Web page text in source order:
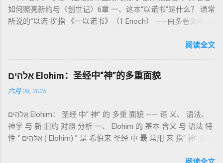
祭制度：与神相交的通道 前七章详细描述五种祭： 燔祭
（olah）：全然献上，象征奉献与赎罪； 素祭 （minchah）：
团契的象征； 赎罪祭 （chatat）：针对无意之罪的遮盖； 赎愆
祭 （asham）：针对特定罪行的赔偿与赎回。 这些制度不是单
纯宗教仪式，而是 神提供给罪人恢复关系的方式 。 希伯来文
祂的子民得洁净并维系同在。 三、祭司制度与敬拜秩序 亚伦与
记》强调他们的洁净、服饰、行为都必须与神的圣洁相称。 祭
司是 圣所的看守者、律法的教导者与百姓的代求者 。他们的失
败（如拿答与亚比户擅献凡火）立刻带来神的审判（利10
如何照亮新约与〈创世记〉6章 一、这本“以诺书”是什么？ 通常
所说的“以诺书”指 《一以诺书》（1 Enoch） ——由多卷文本构
世纪），虽不在犹太/基督教主流正典之内（ 埃塞俄比亚正教
吉兹语（埃塞俄比亚语） 保存， 死海古卷 出土了多份 阿拉姆
语 残卷，另有 希腊文 片段，显示其广泛流传。 《一以诺书》
大体由五部分组成（作者与年代各异）： 《守望者之书》（1–
通婚、巨人（尼非利人）的出现，以及神对其囚禁与审判。
《比喻/相似喻之书》（37–71） ：频繁出现“ 那位人子/拣选
者/义者 ”，刻画末世审判与王权。 《天文之书》（72–82） ：
阅读全文
אֱלֹהִים Elohim：圣经中“神”的多重面貌
六月 08, 2025
אֱלֹהִים Elohim： 圣经 中“ 神” 的 多重 面貌 —— 语 义、 语法、
神学 与 新 旧约 对照 分析 一、 Elohim 的 基本 含义 与 语法 特
性 “ אֱלֹהִים ( Elohim) ” 是 希伯来 圣经 中 最 常用 来 指“ 神” 的